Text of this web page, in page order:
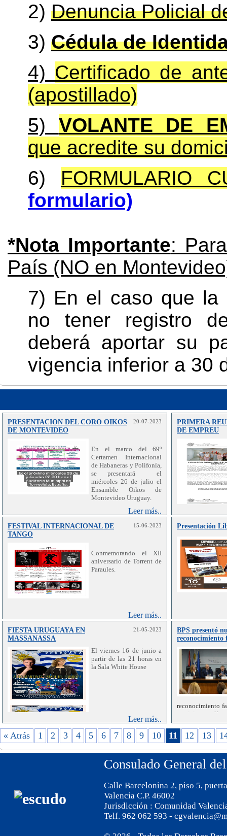
2) Denuncia Policial
3) Cédula de
4) Certificado de
(apostillado)
5) VOLANTE DE
que acredite su
6) FORMULARIO
formulario)
*Nota Importante:
País (NO en
7) En el caso que la
no tener registro
deberá aportar su
vigencia inferior a 30
PRESENTACION DEL CORO OIKOS
DE MONTEVIDEO
20-07-2023
En el marco del 69º
Certamen Internacional
de Habaneras y Polifonía,
se presentará el
miércoles 26 de julio el
Ensamble Oikos de
Montevideo Uruguay.
Leer más..
PRIMERA
DE EMPREU
FESTIVAL INTERNACIONAL DE
TANGO
15-06-2023
Conmemorando el XII
aniversario de Torrent de
Paraules.
Leer más..
Presentación
FIESTA URUGUAYA EN
MASSANASSA
21-05-2023
El viernes 16 de junio a
partir de las 21 horas en
la Sala White House
Leer más..
BPS presentó
reconocimiento
reconocimiento
servicio en
cámara,
Cabrera. La
y optimizar los
« Atrás 1 2 3 4 5 6 7 8 9 10 11 12 13
Consulado General
Calle Barcelonina 2, piso 5,
Valencia C.P. 46002
Jurisdicción : Comunidad
Telf. 962 062 593 -